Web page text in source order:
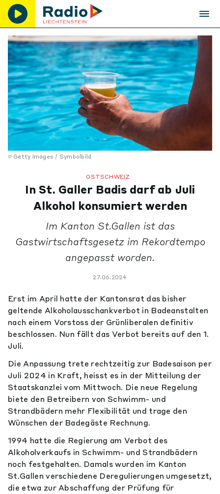
Getty Images / Symbolbild
OSTSCHWEIZ
In St. Galler Badis darf ab Juli
Alkohol konsumiert werden
Im Kanton St.Gallen ist das
Gastwirtschaftsgesetz im Rekordtempo
angepasst worden.
27.06.2024
Erst im April hatte der Kantonsrat das bisher
geltende Alkoholausschankverbot in Badeanstalten
nach einem Vorstoss der Grünliberalen definitiv
beschlossen. Nun fällt das Verbot bereits auf den 1.
Juli.
Die Anpassung trete rechtzeitig zur Badesaison per
Juli 2024 in Kraft, heisst es in der Mitteilung der
Staatskanzlei vom Mittwoch. Die neue Regelung
biete den Betreibern von Schwimm- und
Strandbädern mehr Flexibilität und trage den
Wünschen der Badegäste Rechnung.
1994 hatte die Regierung am Verbot des
Alkoholverkaufs in Schwimm- und Strandbädern
noch festgehalten. Damals wurden im Kanton
St.Gallen verschiedene Deregulierungen umgesetzt,
die etwa zur Abschaffung der Prüfung für